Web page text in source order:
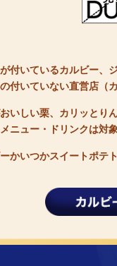
が付いているカルビー、
の付いていない直営店（
いしい栗、カリッとり
ニュー・ドリンクは対象
かいつかスイートポテ